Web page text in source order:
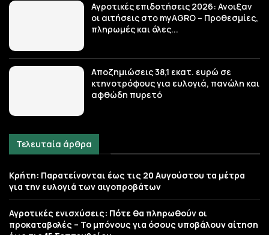
Αγροτικές επιδοτήσεις 2026: Ανοιξαν
οι αιτήσεις στο myAGRO – Προθεσμίες,
πληρωμές και όλες...
Αποζημιώσεις 38,1 εκατ. ευρώ σε
κτηνοτρόφους για ευλογιά, πανώλη και
αφθώδη πυρετό
Τελευταία άρθρα
Κρήτη: Παρατείνονται έως τις 20 Αυγούστου τα μέτρα
για την ευλογιά των αιγοπροβάτων
Αγροτικές ενισχύσεις: Πότε θα πληρωθούν οι
προκαταβολές – Το μπόνους για όσους υποβάλουν αίτηση